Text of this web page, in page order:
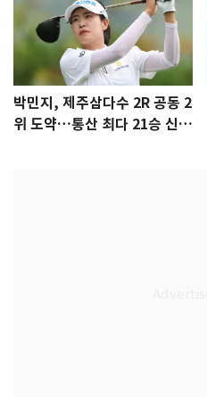
박민지, 제주삼다수 2R 공동 2
위 도약…통산 최다 21승 신기